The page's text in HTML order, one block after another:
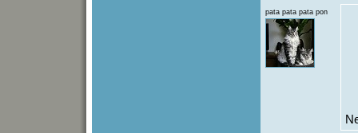
pata pata pata pon